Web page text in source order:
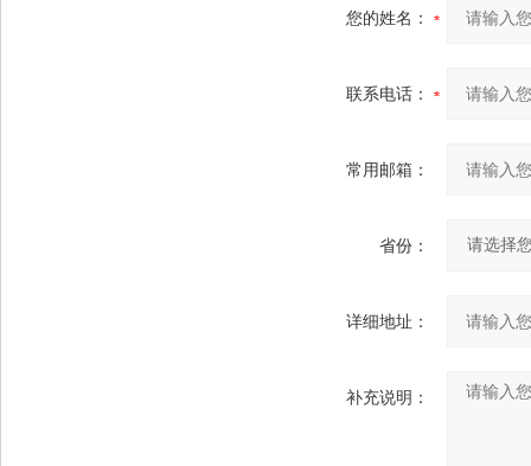
您的姓名：
联系电话：
常用邮箱：
省份：
详细地址：
补充说明：